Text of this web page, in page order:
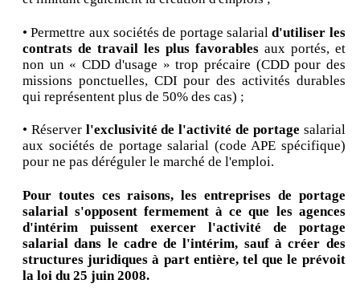
• Permettre aux sociétés de portage salariald'utiliser les
contrats de travail les plus favorablesaux portés, et
non un « CDD d'usage » trop précaire (CDD pour des
missions ponctuelles, CDI pour des activités durables
qui représentent plus de 50% des cas) ;
• Réserver l'exclusivité de l'activité de portage salarial
aux sociétés de portage salarial (code APE spécifique)
pour ne pas déréguler le marché de l'emploi.
Pour toutes ces raisons, les entreprises de portage
salarial s'opposent fermement à ce que les agences
d'intérim puissent exercer l'activité de portage
salarial dans le cadre de l'intérim, sauf à créer des
structures juridiques à part entière, tel que le prévoit
la loi du 25 juin 2008.